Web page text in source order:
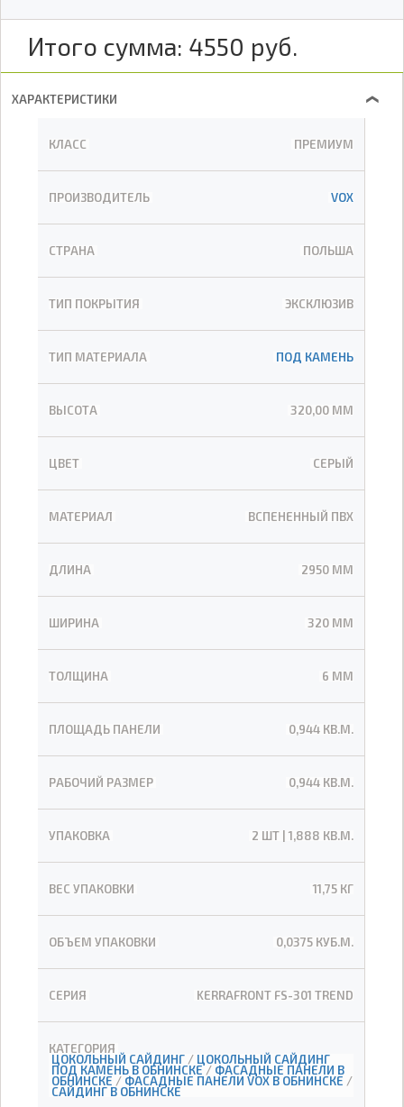
Итого сумма: 4550 руб.
ХАРАКТЕРИСТИКИ ❯
КЛАСС ПРЕМИУМ
ПРОИЗВОДИТЕЛЬ VOX
СТРАНА ПОЛЬША
ТИП ПОКРЫТИЯ ЭКСКЛЮЗИВ
ТИП МАТЕРИАЛА ПОД КАМЕНЬ
ВЫСОТА 320,00 ММ
ЦВЕТ СЕРЫЙ
МАТЕРИАЛ ВСПЕНЕННЫЙ ПВХ
ДЛИНА 2950 ММ
ШИРИНА 320 ММ
ТОЛЩИНА 6 ММ
ПЛОЩАДЬ ПАНЕЛИ 0,944 КВ.М.
РАБОЧИЙ РАЗМЕР 0,944 КВ.М.
УПАКОВКА 2 ШТ | 1,888 КВ.М.
ВЕС УПАКОВКИ 11,75 КГ
ОБЪЕМ УПАКОВКИ 0,0375 КУБ.М.
СЕРИЯ KERRAFRONT FS-301 TREND
КАТЕГОРИЯ
ЦОКОЛЬНЫЙ САЙДИНГ / ЦОКОЛЬНЫЙ САЙДИНГ
ПОД КАМЕНЬ В ОБНИНСКЕ/ ФАСАДНЫЕ ПАНЕЛИ В
ОБНИНСКЕ / ФАСАДНЫЕ ПАНЕЛИ VOX В ОБНИНСКЕ /
САЙДИНГ В ОБНИНСКЕ